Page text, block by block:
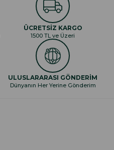
ÜCRETSİZ KARGO
1500 TL ve Üzeri
ULUSLARARASI GÖNDERİM
Dünyanın Her Yerine Gönderim